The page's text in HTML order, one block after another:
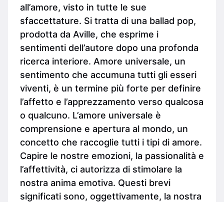
all’amore, visto in tutte le sue
sfaccettature. Si tratta di una ballad pop,
prodotta da Aville, che esprime i
sentimenti dell’autore dopo una profonda
ricerca interiore. Amore universale, un
sentimento che accumuna tutti gli esseri
viventi, è un termine più forte per definire
l’affetto e l’apprezzamento verso qualcosa
o qualcuno. L’amore universale è
comprensione e apertura al mondo, un
concetto che raccoglie tutti i tipi di amore.
Capire le nostre emozioni, la passionalità e
l’affettività, ci autorizza di stimolare la
nostra anima emotiva. Questi brevi
significati sono, oggettivamente, la nostra